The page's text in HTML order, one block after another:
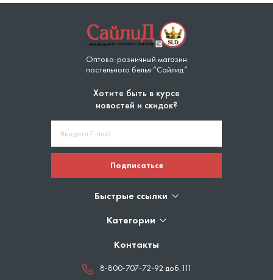
Оптово-розничный магазин
постельного белья “Сайлид”
Хотите быть в курсе
новостей и скидок?
Подписаться
Быстрые ссылки
Категории
Контакты
8-800-707-72-92 доб.111